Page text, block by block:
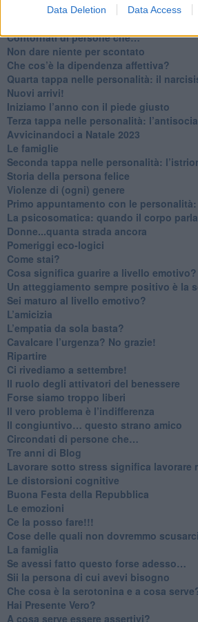
Data Deletion Data Access
​Venerdì emozionalmente sostenibile
Contornati di persone che…
Non dare niente per scontato
Che cos’è la dipendenza affettiva?
Quarta tappa nelle personalità: il
​Nuovi arrivi!
​Iniziamo l’anno con il piede giusto
​Terza tappa nelle personalità:
​Avvicinandoci a Natale 2023
Le famiglie
Seconda tappa nelle personalità:
​Storia della persona felice
Violenze di (ogni) genere
​Primo appuntamento con le
La psicosomatica: quando il corpo parla
Donne...quanta strada ancora
​Pomeriggi eco-logici
​Come stai?
Cosa significa guarire a livello emotivo?
​Un atteggiamento sempre positivo è la
​Sei maturo al livello emotivo?
​L’amicizia
​L’empatia da sola basta?
​Cavalcare l’urgenza? No grazie!
Ripartire
​Ci rivediamo a settembre!
​Il ruolo degli attivatori del benessere
​Forse siamo troppo liberi
​Il vero problema è l’indifferenza
​Il congiuntivo… questo strano amico
​Circondati di persone che…
​Tre anni di Blog
​Lavorare sotto stress significa lavorare
​Le distorsioni cognitive
​Buona Festa della Repubblica
Le emozioni
​Ce la posso fare!!!
​Cose delle quali non dovremmo scusarci
​La famiglia
​Se avessi fatto questo forse adesso…
​Sii la persona di cui avevi bisogno
Che cosa è la serotonina e a cosa
​Hai Presente Vero?
A cosa serve essere assertivi?